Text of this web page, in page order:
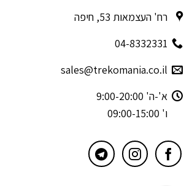
רח' העצמאות 53, חיפה
04-8332331
sales@trekomania.co.il
א'-ה' 9:00-20:00
ו' 09:00-15:00